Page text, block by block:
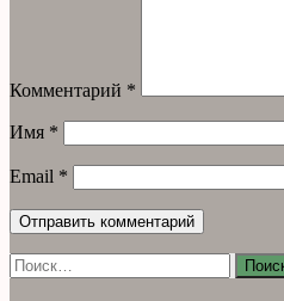
Комментарий *
Имя *
Email *
Найти: